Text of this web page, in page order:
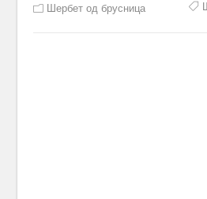
Шербет од брусница